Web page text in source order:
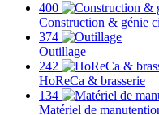
400
Construction & génie
374
Outillage
242
HoReCa & brasserie
134
Matériel de